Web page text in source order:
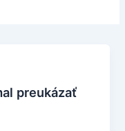
preukázať